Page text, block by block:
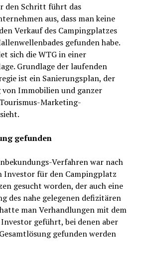
den Schritt führt das
aus, dass man keine
Verkauf des Campingplatzes
gefunden habe.
sich die WTG in einer
Grundlage der laufenden
ist ein Sanierungsplan, der
von Immobilien und ganzer
Marketing-
gefunden
Verfahren war nach
Investor für den Campingplatz
gesucht worden, der auch eine
des nahe gelegenen defizitären
man Verhandlungen mit dem
geführt, bei denen aber
gefunden werden